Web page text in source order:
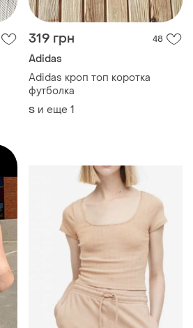
319 грн 48
Adidas
Adidas кроп топ коротка
футболка
S и еще 1